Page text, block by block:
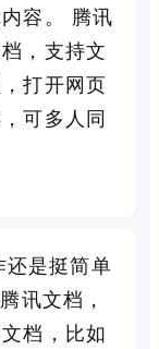
容。 腾讯
，支持文
打开网页
可多人同
是挺简单
讯文档，
档，比如